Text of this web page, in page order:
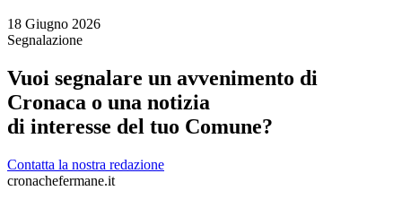
18 Giugno 2026
Segnalazione
Vuoi segnalare un avvenimento di
Cronaca o una notizia
di interesse del tuo Comune?
Contatta la nostra redazione
cronachefermane.it